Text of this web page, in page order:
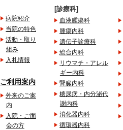
病院紹介
当院の特色
活動・取り
組み
入札情報
ご利用案内
外来のご案
内
入院・ご面
会の方
診療科
血液腫瘍科
腫瘍内科
遺伝子診療科
総合内科
リウマチ・アレル
ギー内科
腎臓内科
糖尿病・内分泌代
謝内科
消化器内科
循環器内科